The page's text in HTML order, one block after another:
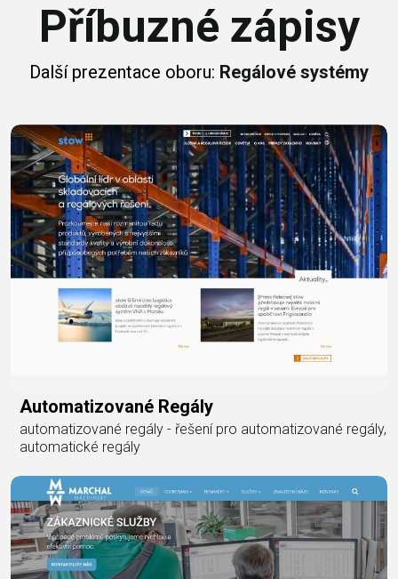
Příbuzné zápisy
Další prezentace oboru: Regálové systémy
Automatizované Regály
automatizované regály - řešení pro automatizované regály,
automatické regály